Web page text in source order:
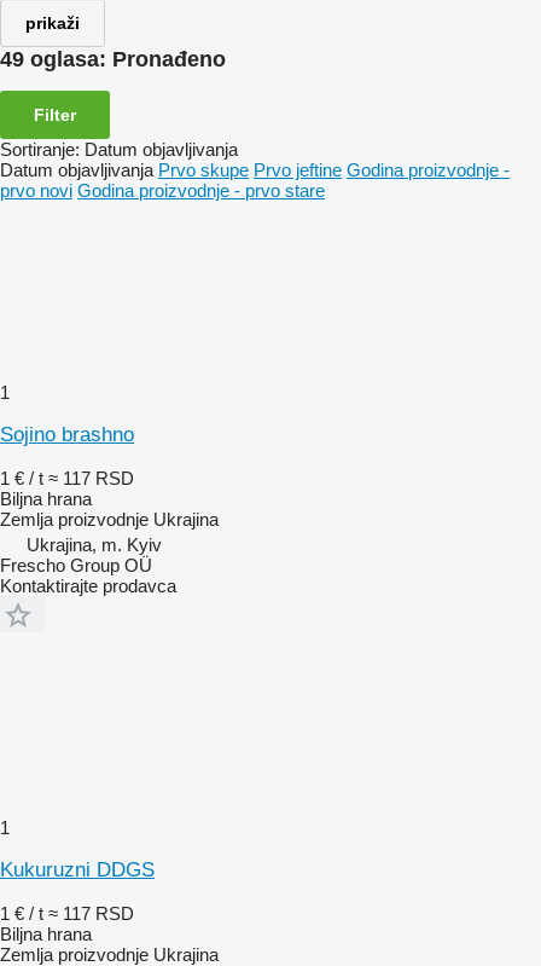
prikaži
49 oglasa: Pronađeno
Filter
Sortiranje: Datum objavljivanja
Datum objavljivanja Prvo skupe Prvo jeftine Godina proizvodnje -
prvo novi Godina proizvodnje - prvo stare
1
Soјino brashno
1 € / t ≈ 117 RSD
Biljna hrana
Zemlja proizvodnje Ukrajina
Ukrajina, m. Kyiv
Frescho Group OÜ
Kontaktirajte prodavca
1
Kukuruzni DDGS
1 € / t ≈ 117 RSD
Biljna hrana
Zemlja proizvodnje Ukrajina